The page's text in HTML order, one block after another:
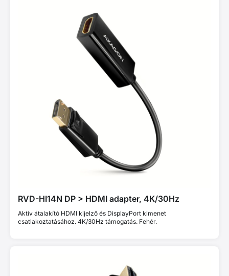
RVD-HI14N DP > HDMI adapter, 4K/30Hz
Aktív átalakító HDMI kijelző és DisplayPort kimenet
csatlakoztatásához. 4K/30Hz támogatás. Fehér.